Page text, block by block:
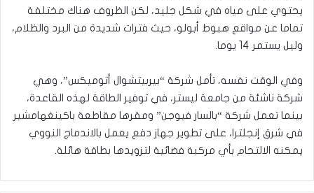
يحتوي على مياه في شكل جليد، لكن الظروف هناك مختلفة
تماما عن مواقع هبوط أبولو، حيث فترات شديدة من البرد والظلام،
وليل يستمر 14 يوما.
وفي الوقت نفسه، تأمل شركة “بيربيتشوال أتوميكس”، وهي
شركة ناشئة من جامعة ليستر، في توفير الطاقة لهذه القاعدة،
بينما تعمل شركة “بالسار فيوجن” ومقرها مقاطعة باكينغهامشير
في شرق إنجلترا، على تطوير جهاز دفع يعمل بالاندماج النووي
يمكنه الالتحام بأي مركبة فضائية لتزويدها بطاقة هائلة.